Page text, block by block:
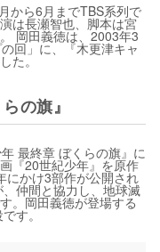
から6月までTBS系列で
は長瀬智也、脚本は宮
岡田義徳は、2003年3
回」に、『木更津キャ
た。
の旗』
最終章 ぼくらの旗』に
『20世紀少年』を原作
にかけ3部作が公開され
仲間と協力し、地球滅
。岡田義徳が登場する
す。